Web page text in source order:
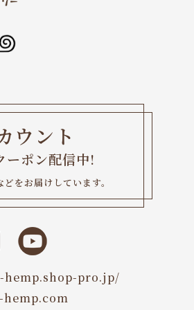
ウント
ーポン配信中!
をお届けしています。
pro.jp/